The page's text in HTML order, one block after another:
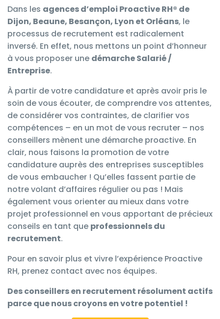
Dans les agences d’emploi Proactive RH® de
Dijon, Beaune, Besançon, Lyon et Orléans, le
processus de recrutement est radicalement
inversé. En effet, nous mettons un point d’honneur
à vous proposer une démarche Salarié /
Entreprise.
À partir de votre candidature et après avoir pris le
soin de vous écouter, de comprendre vos attentes,
de considérer vos contraintes, de clarifier vos
compétences – en un mot de vous recruter – nos
conseillers mènent une démarche proactive. En
clair, nous faisons la promotion de votre
candidature auprès des entreprises susceptibles
de vous embaucher ! Qu’elles fassent partie de
notre volant d’affaires régulier ou pas ! Mais
également vous orienter au mieux dans votre
projet professionnel en vous apportant de précieux
conseils en tant que professionnels du
recrutement.
Pour en savoir plus et vivre l’expérience Proactive
RH, prenez contact avec nos équipes.
Des conseillers en recrutement résolument actifs
parce que nous croyons en votre potentiel !